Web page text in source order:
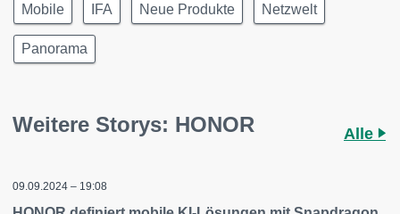
Mobile IFA Neue Produkte Netzwelt
Panorama
Weitere Storys: HONOR Alle
09.09.2024 – 19:08